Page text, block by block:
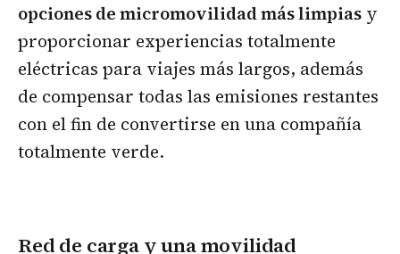
opciones de micromovilidad más limpias y
proporcionar experiencias totalmente
eléctricas para viajes más largos, además
de compensar todas las emisiones restantes
con el fin de convertirse en una compañía
totalmente verde.
Red de carga y una movilidad